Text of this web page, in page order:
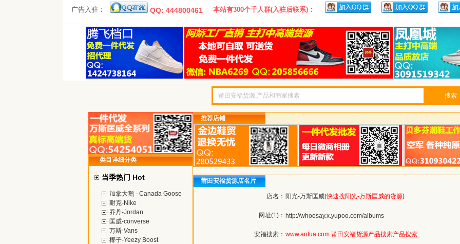
广告入驻： QQ: 444800461 本站有300个千人群(入驻后联系)：
搜索
类目详细分类
当季热门 Hot
加拿大鹅 - Canada Goose
耐克-Nike
乔丹-Jordan
匡威-converse
万斯-Vans
椰子-Yeezy Boost
推荐店铺
莆田安福货源店名片
店名： 阳光-万斯匡威(快速搜阳光-万斯匡威的货源)
网址(1)： http://whoosay.x.yupoo.com/albums
安福搜索： www.anfua.com 莆田安福货源产品搜索产品搜索